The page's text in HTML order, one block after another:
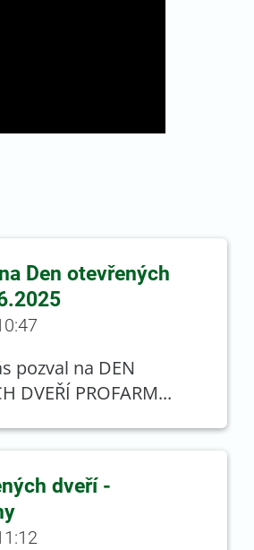
Den otevřených
pozval na DEN
DVEŘÍ PROFARM...
dveří -